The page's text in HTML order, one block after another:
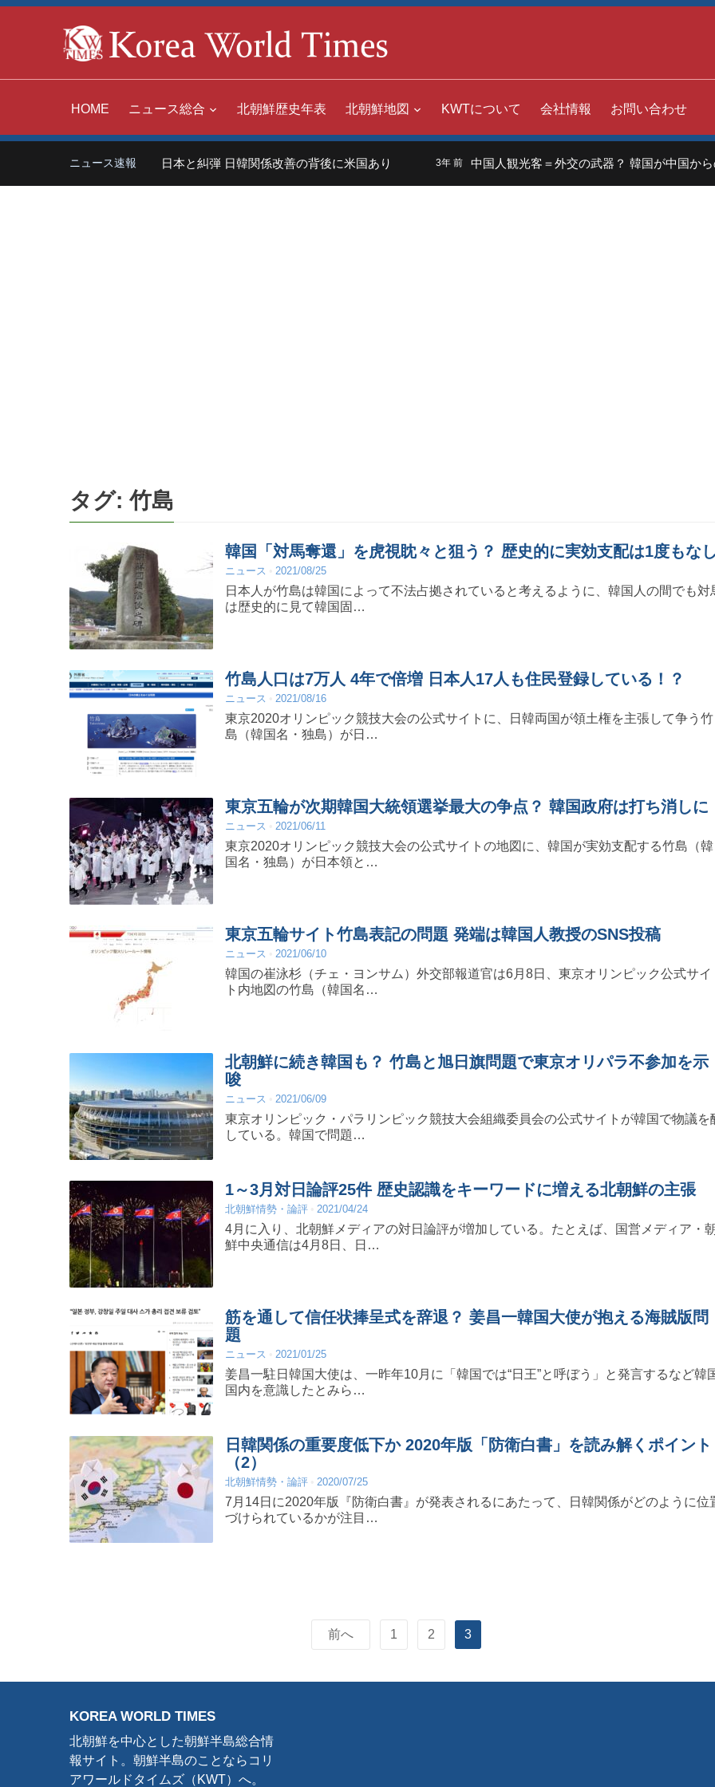
HOME ニュース総合 北朝鮮歴史年表 北朝鮮地図 KWTについて 会社情報 お問い合わせ
ニュース速報
中国「世界の嫌われ者」日本と糾弾 日韓関係改善の背後に米国あり 3年 前 中国人観光客＝外交の武器？ 韓国が中国からの
タグ: 竹島
韓国「対馬奪還」を虎視眈々と狙う？ 歴史的に実効支配は1度もな
ニュース 2021/08/25
日本人が竹島は韓国によって不法占拠されていると考えるように、韓国人の間でも対
は歴史的に見て韓国固…
竹島人口は7万人 4年で倍増 日本人17人も住民登録している！？
ニュース 2021/08/16
東京2020オリンピック競技大会の公式サイトに、日韓両国が領土権を主張して争う竹
島（韓国名・独島）が日…
東京五輪が次期韓国大統領選挙最大の争点？ 韓国政府は打ち消しに
ニュース 2021/06/11
東京2020オリンピック競技大会の公式サイトの地図に、韓国が実効支配する竹島（韓
国名・独島）が日本領と…
東京五輪サイト竹島表記の問題 発端は韓国人教授のSNS投稿
ニュース 2021/06/10
韓国の崔泳杉（チェ・ヨンサム）外交部報道官は6月8日、東京オリンピック公式サイ
ト内地図の竹島（韓国名…
北朝鮮に続き韓国も？ 竹島と旭日旗問題で東京オリパラ不参加を示
唆
ニュース 2021/06/09
東京オリンピック・パラリンピック競技大会組織委員会の公式サイトが韓国で物議を
している。韓国で問題…
1～3月対日論評25件 歴史認識をキーワードに増える北朝鮮の主張
北朝鮮情勢・論評 2021/04/24
4月に入り、北朝鮮メディアの対日論評が増加している。たとえば、国営メディア・
鮮中央通信は4月8日、日…
筋を通して信任状捧呈式を辞退？ 姜昌一韓国大使が抱える海賊版問
題
ニュース 2021/01/25
姜昌一駐日韓国大使は、一昨年10月に「韓国では“日王”と呼ぼう」と発言するなど韓
国内を意識したとみら…
日韓関係の重要度低下か 2020年版「防衛白書」を読み解くポイント
（2）
北朝鮮情勢・論評 2020/07/25
7月14日に2020年版『防衛白書』が発表されるにあたって、日韓関係がどのように位
づけられているかが注目…
前へ 1 2 3
KOREA WORLD TIMES
北朝鮮を中心とした朝鮮半島総合情
報サイト。朝鮮半島のことならコリ
アワールドタイムズ（KWT）へ。